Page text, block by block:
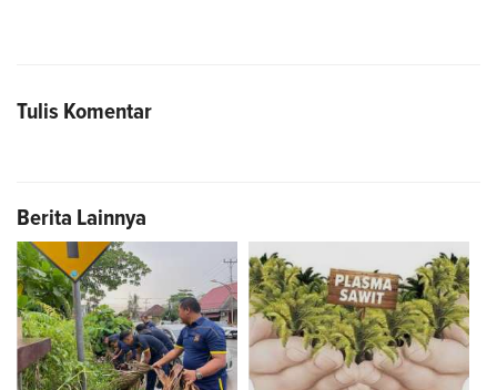
Tulis Komentar
Berita Lainnya